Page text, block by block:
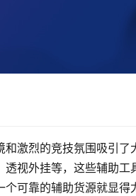
激烈的竞技氛围吸引
视外挂等，这些辅助工
可靠的辅助货源就显得